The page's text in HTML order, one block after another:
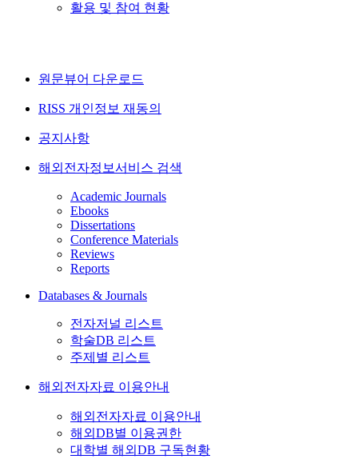
활용 및 참여 현황
원문뷰어 다운로드
RISS 개인정보 재동의
공지사항
해외전자정보서비스 검색
Academic Journals
Ebooks
Dissertations
Conference Materials
Reviews
Reports
Databases & Journals
전자저널 리스트
학술DB 리스트
주제별 리스트
해외전자자료 이용안내
해외전자자료 이용안내
해외DB별 이용권한
대학별 해외DB 구독현황